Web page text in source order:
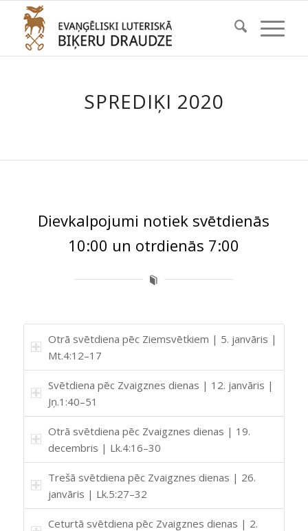
SPREDIĶI 2020
Dievkalpojumi notiek svētdienās
10:00 un otrdienās 7:00
Otrā svētdiena pēc Ziemsvētkiem | 5. janvāris |
Mt.4:12–17
Svētdiena pēc Zvaigznes dienas | 12. janvāris |
Jņ.1:40–51
Otrā svētdiena pēc Zvaigznes dienas | 19.
decembris | Lk.4:16–30
Trešā svētdiena pēc Zvaigznes dienas | 26.
janvāris | Lk.5:27–32
Ceturtā svētdiena pēc Zvaigznes dienas | 2.